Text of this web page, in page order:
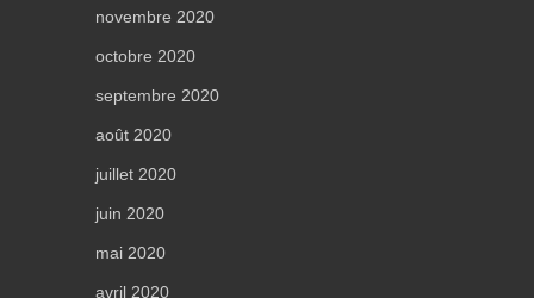
novembre 2020
octobre 2020
septembre 2020
août 2020
juillet 2020
juin 2020
mai 2020
avril 2020